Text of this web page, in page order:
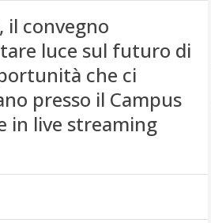
il convegno
luce sul futuro di
che ci
presso il Campus
in live streaming